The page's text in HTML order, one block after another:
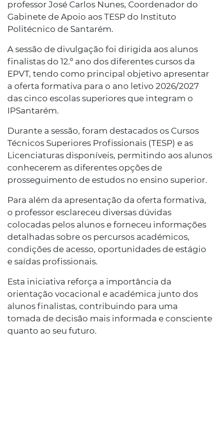
professor José Carlos Nunes, Coordenador do
Gabinete de Apoio aos TESP do Instituto
Politécnico de Santarém.
A sessão de divulgação foi dirigida aos alunos
finalistas do 12.º ano dos diferentes cursos da
EPVT, tendo como principal objetivo apresentar
a oferta formativa para o ano letivo 2026/2027
das cinco escolas superiores que integram o
IPSantarém.
Durante a sessão, foram destacados os Cursos
Técnicos Superiores Profissionais (TESP) e as
Licenciaturas disponíveis, permitindo aos alunos
conhecerem as diferentes opções de
prosseguimento de estudos no ensino superior.
Para além da apresentação da oferta formativa,
o professor esclareceu diversas dúvidas
colocadas pelos alunos e forneceu informações
detalhadas sobre os percursos académicos,
condições de acesso, oportunidades de estágio
e saídas profissionais.
Esta iniciativa reforça a importância da
orientação vocacional e académica junto dos
alunos finalistas, contribuindo para uma
tomada de decisão mais informada e consciente
quanto ao seu futuro.